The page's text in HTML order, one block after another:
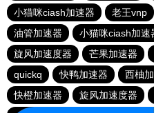
小猫咪ciash加速器
老王vnp
油管加速器
小猫咪ciash加速
旋风加速度器
芒果加速器
quickq
快鸭加速器 西柚
快橙加速器
旋风加速度器